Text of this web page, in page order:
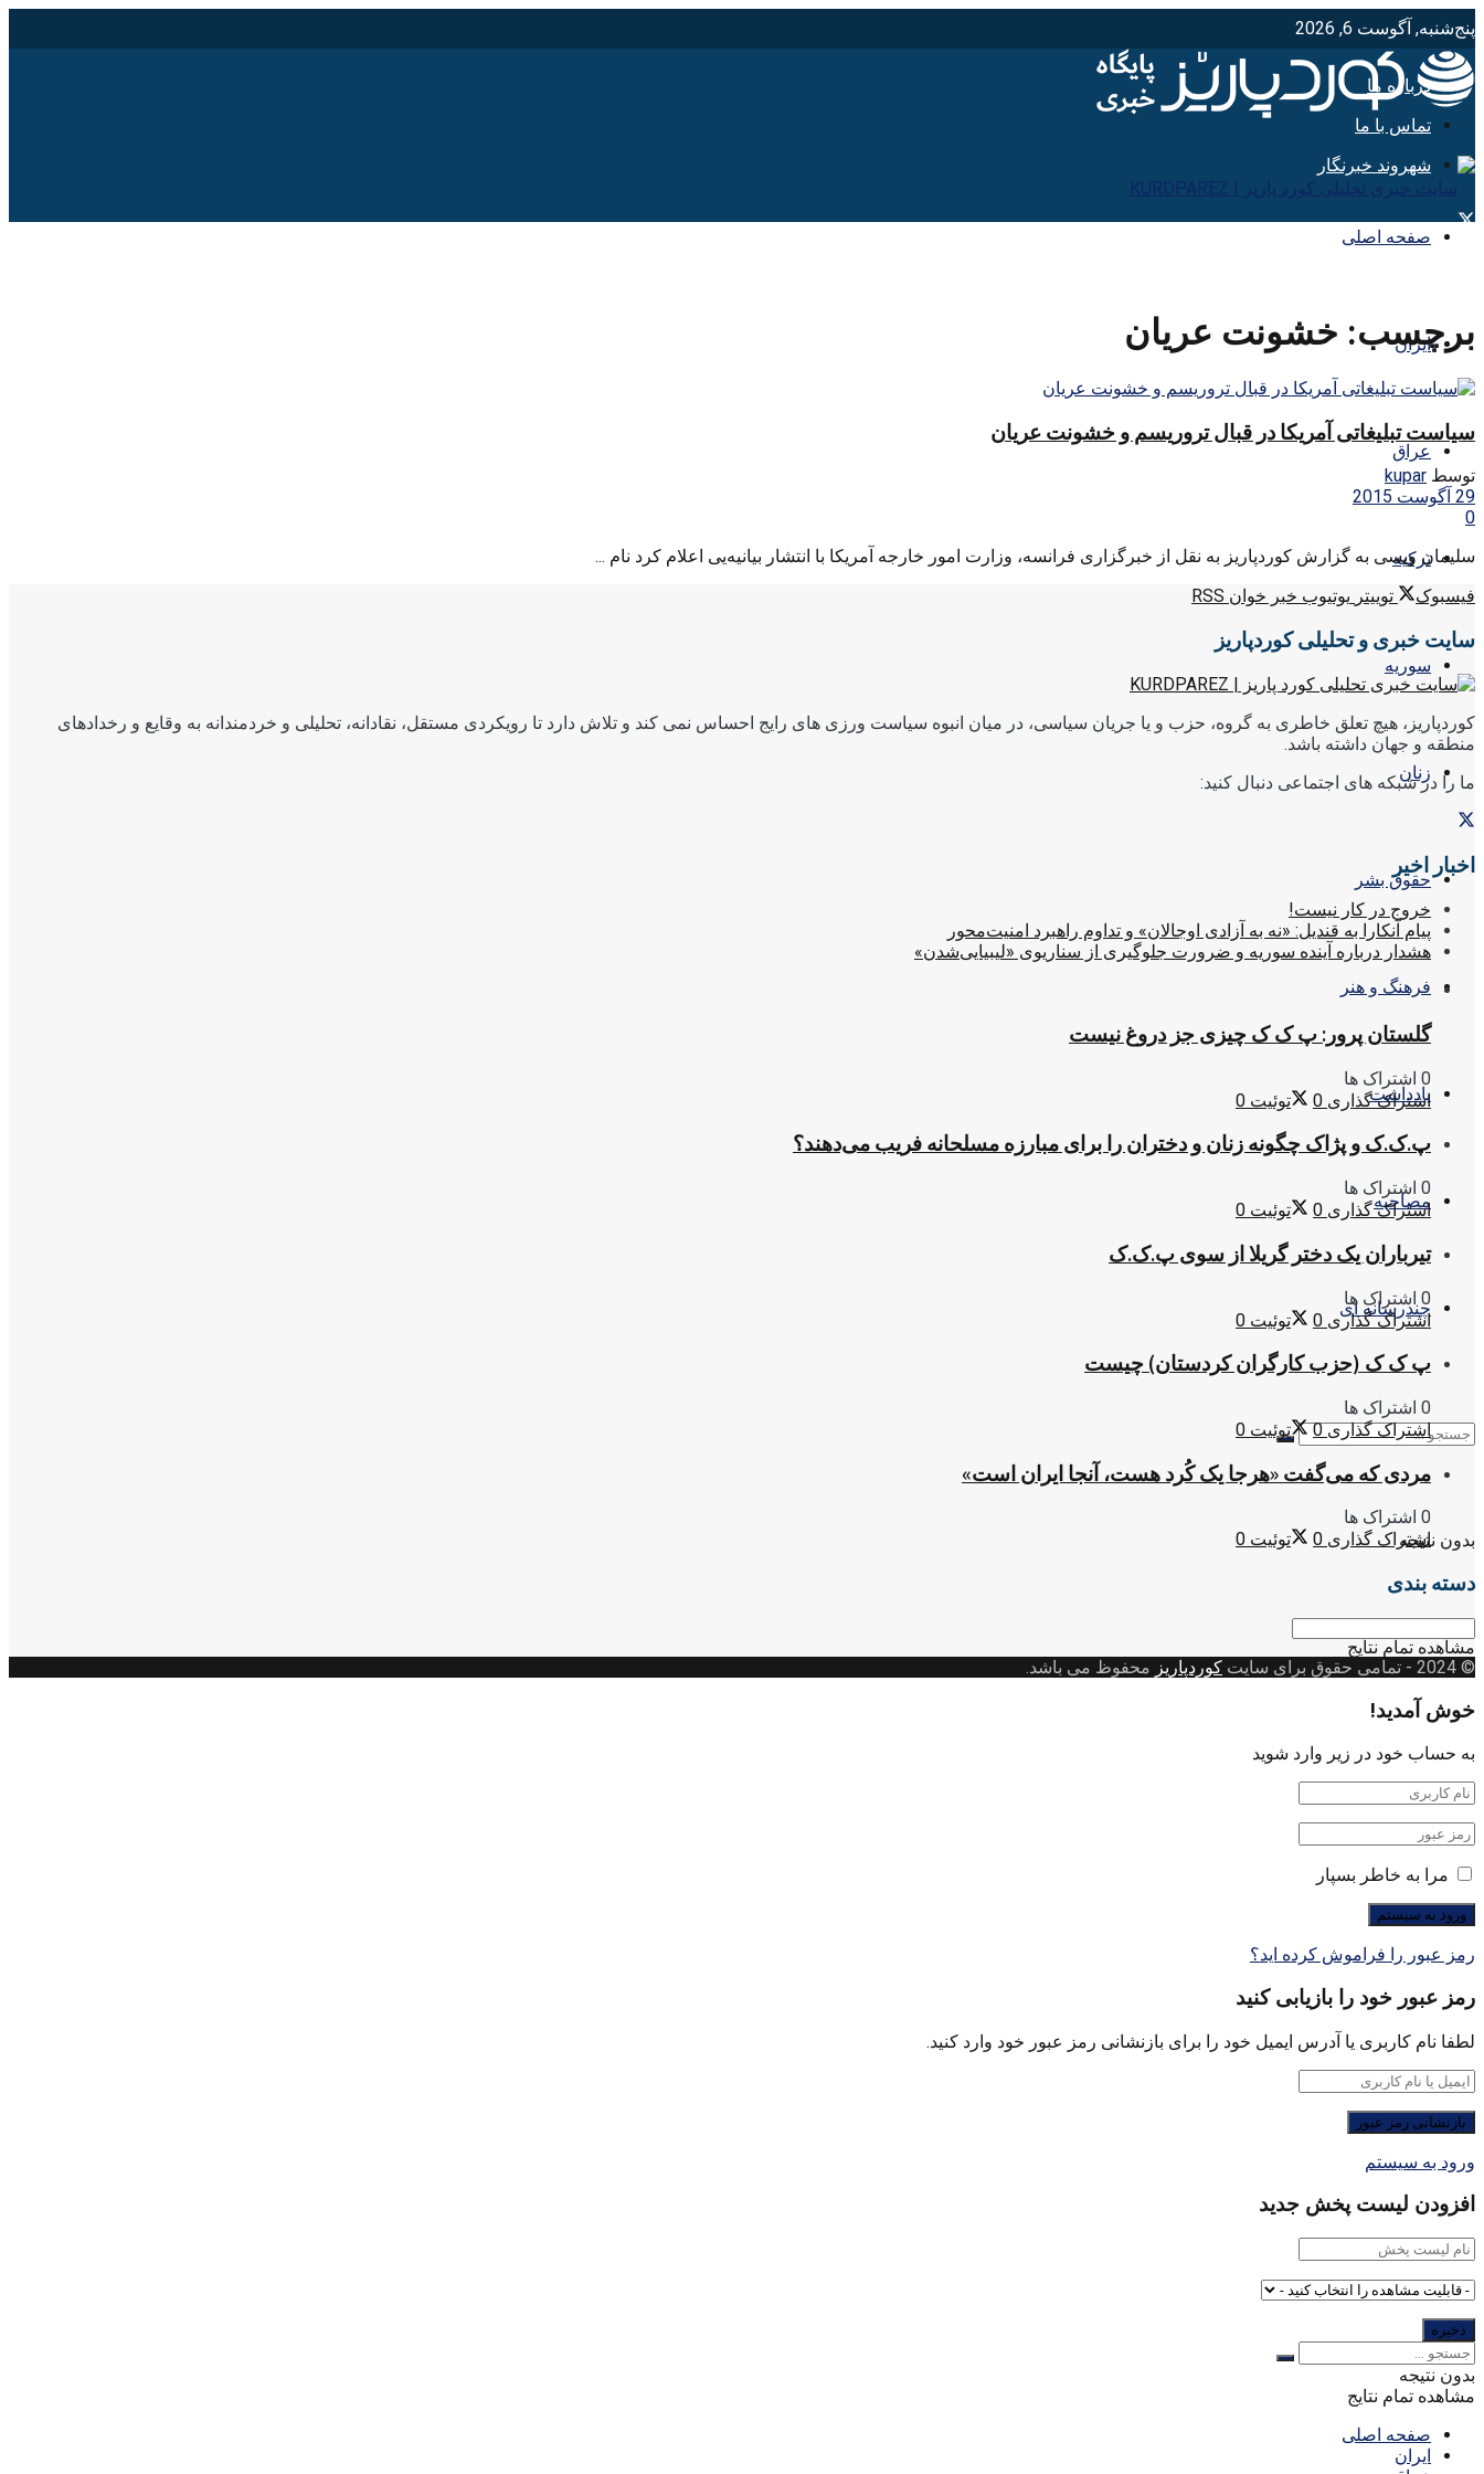
پنج‌شنبه, آگوست 6, 2026
درباره ما
تماس با ما
شهروند خبرنگار
صفحه اصلی
ایران
عراق
ترکیه
سوریه
زنان
حقوق بشر
فرهنگ و هنر
یادداشت
مصاحبه
چندرسانه ای
بدون نتیجه
مشاهده تمام نتایج
برچسب: خشونت عريان
سیاست تبلیغاتی آمریکا در قبال تروریسم و خشونت عریان
توسط kupar
29 آگوست 2015
0
سلیمان ویسی به گزارش کوردپاریز به نقل از خبرگزاری فرانسه، وزارت امور خارجه آمریکا با انتشار بیانیه‌یی اعلام کرد نام ...
فیسبوک
توییتر یوتیوب خبر خوان RSS
سایت خبری و تحلیلی کوردپاریز
کوردپاریز، هیچ تعلق خاطری به گروه، حزب و یا جریان سیاسی، در میان انبوه سیاست ورزی های رایج احساس نمی کند و تلاش دارد تا رویکردی مستقل، نقادانه، تحلیلی و خردمندانه به وقایع و رخدادهای
منطقه و جهان داشته باشد.
ما را در شبکه های اجتماعی دنبال کنید:
اخبار اخیر
خروج در کار نیست!
پیام آنکارا به قندیل: «نه به آزادی اوجالان» و تداوم راهبرد امنیت‌محور
هشدار درباره آینده سوریه و ضرورت جلوگیری از سناریوی «لیبیایی‌شدن»
گلستان پرور: پ ک ک چیزی جز دروغ نیست
0 اشتراک ها
اشتراک گذاری 0 توئیت 0
پ.ک.ک و پژاک چگونه زنان و دختران را برای مبارزه مسلحانه فریب می‌دهند؟
0 اشتراک ها
اشتراک گذاری 0 توئیت 0
تیرباران یک دختر گریلا از سوی پ.ک.ک
0 اشتراک ها
اشتراک گذاری 0 توئیت 0
پ ک ک (حزب کارگران کردستان) چیست
0 اشتراک ها
اشتراک گذاری 0 توئیت 0
مردی که می‌گفت «هرجا یک کُرد هست، آنجا ایران است»
0 اشتراک ها
اشتراک گذاری 0 توئیت 0
دسته بندی
دسته
بندی
© 2024
- تمامی حقوق برای سایت کوردپاریز محفوظ می باشد.
خوش آمدید!
به حساب خود در زیر وارد شوید
مرا به خاطر بسپار
رمز عبور را فراموش کرده اید؟
رمز عبور خود را بازیابی کنید
لطفا نام کاربری یا آدرس ایمیل خود را برای بازنشانی رمز عبور خود وارد کنید.
ورود به سیستم
افزودن لیست پخش جدید
بدون نتیجه
مشاهده تمام نتایج
صفحه اصلی
ایران